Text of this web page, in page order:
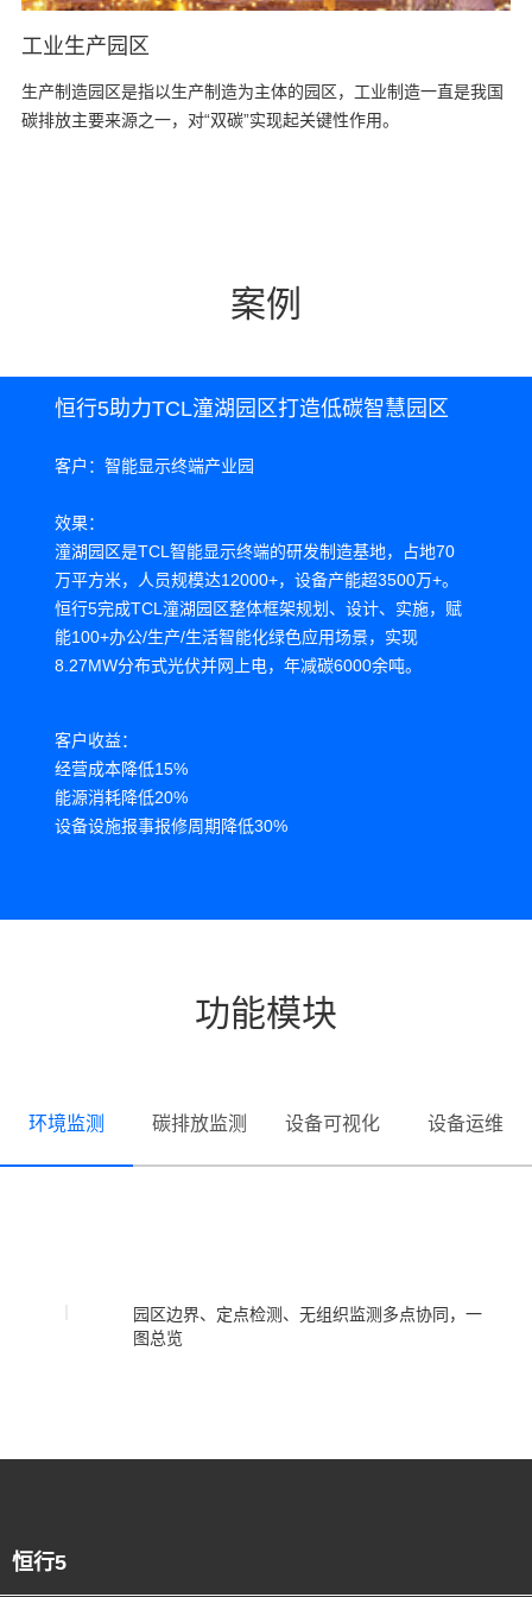
工业生产园区
生产制造园区是指以生产制造为主体的园区，工业制造一直是我国
碳排放主要来源之一，对“双碳”实现起关键性作用。
案例
恒行5助力TCL潼湖园区打造低碳智慧园区
客户：智能显示终端产业园
效果：
潼湖园区是TCL智能显示终端的研发制造基地，占地70
万平方米，人员规模达12000+，设备产能超3500万+。
恒行5完成TCL潼湖园区整体框架规划、设计、实施，赋
能100+办公/生产/生活智能化绿色应用场景，实现
8.27MW分布式光伏并网上电，年减碳6000余吨。
客户收益：
经营成本降低15%
能源消耗降低20%
设备设施报事报修周期降低30%
功能模块
环境监测 碳排放监测 设备可视化 设备运维
园区边界、定点检测、无组织监测多点协同，一
图总览
恒行5